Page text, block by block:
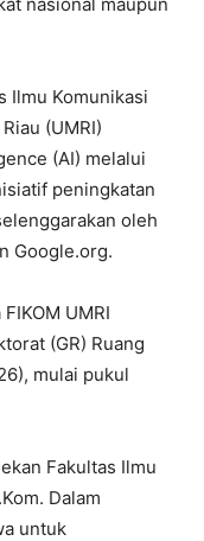
Ilmu Komunikasi
(UMRI)
(AI) melalui
peningkatan
oleh
Google.org.
UMRI
(GR) Ruang
mulai pukul
Fakultas Ilmu
Dalam
untuk